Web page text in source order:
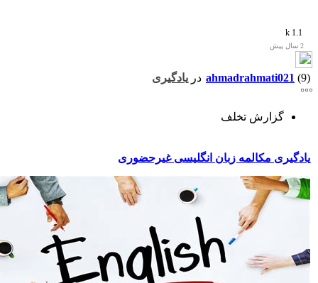
1.1 k
2 سال پیش
ahmadrahmati021 (9) در یادگیری
گزارش تخلف
یادگیری مکالمه زبان انگلیسی غیرحضوری